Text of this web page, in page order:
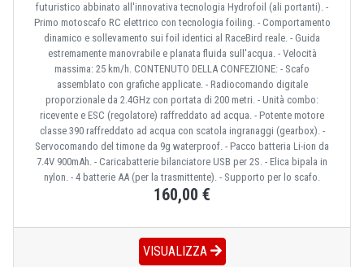
futuristico abbinato all'innovativa tecnologia Hydrofoil (ali portanti). -
Primo motoscafo RC elettrico con tecnologia foiling. - Comportamento
dinamico e sollevamento sui foil identici al RaceBird reale. - Guida
estremamente manovrabile e planata fluida sull'acqua. - Velocità
massima: 25 km/h. CONTENUTO DELLA CONFEZIONE: - Scafo
assemblato con grafiche applicate. - Radiocomando digitale
proporzionale da 2.4GHz con portata di 200 metri. - Unità combo:
ricevente e ESC (regolatore) raffreddato ad acqua. - Potente motore
classe 390 raffreddato ad acqua con scatola ingranaggi (gearbox). -
Servocomando del timone da 9g waterproof. - Pacco batteria Li-ion da
7.4V 900mAh. - Caricabatterie bilanciatore USB per 2S. - Elica bipala in
nylon. - 4 batterie AA (per la trasmittente). - Supporto per lo scafo.
160,00 €
VISUALIZZA